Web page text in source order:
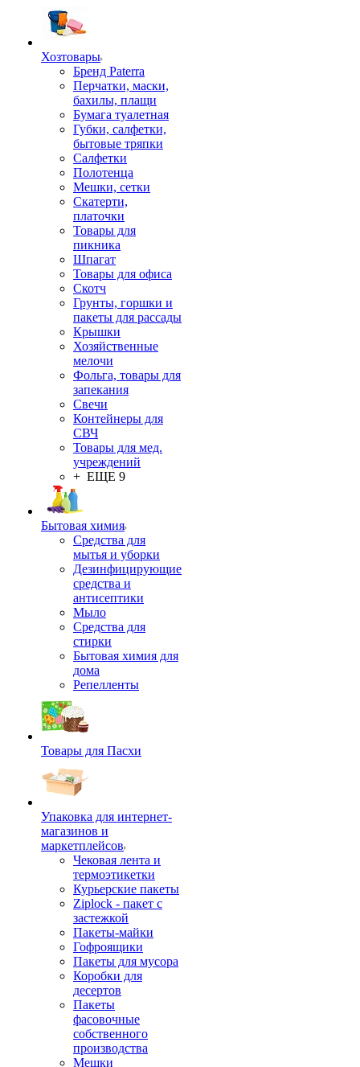
Хозтовары
Бренд Paterra
Перчатки, маски,
бахилы, плащи
Бумага туалетная
Губки, салфетки,
бытовые тряпки
Салфетки
Полотенца
Мешки, сетки
Скатерти,
платочки
Товары для
пикника
Шпагат
Товары для офиса
Скотч
Грунты, горшки и
пакеты для рассады
Крышки
Хозяйственные
мелочи
Фольга, товары для
запекания
Свечи
Контейнеры для
СВЧ
Товары для мед.
учреждений
+ ЕЩЕ 9
Бытовая химия
Средства для
мытья и уборки
Дезинфицирующие
средства и
антисептики
Мыло
Средства для
стирки
Бытовая химия для
дома
Репелленты
Товары для Пасхи
Упаковка для интернет-
магазинов и
маркетплейсов
Чековая лента и
термоэтикетки
Курьерские пакеты
Ziplock - пакет с
застежкой
Пакеты-майки
Гофроящики
Пакеты для мусора
Коробки для
десертов
Пакеты
фасовочные
собственного
производства
Мешки